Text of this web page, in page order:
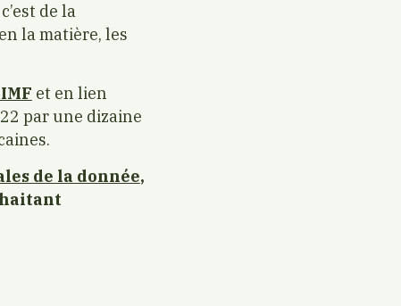
de la
la matière, les
et en lien
par une dizaine
de la donnée,